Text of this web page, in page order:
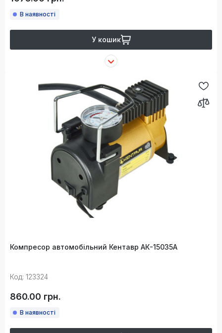
В наявності
У кошик
Компресор автомобільний Кентавр АК-15035А
Код: 123324
860.00 грн.
В наявності